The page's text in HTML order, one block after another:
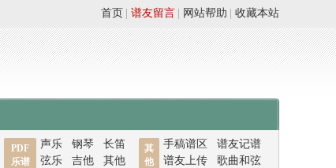
收藏本站
网站帮助
谱友留言
首页
PDF
乐谱
声乐 钢琴
长笛
弦乐
吉他 其他
其
他
手稿谱区
谱友记谱
谱友上传
歌曲和弦